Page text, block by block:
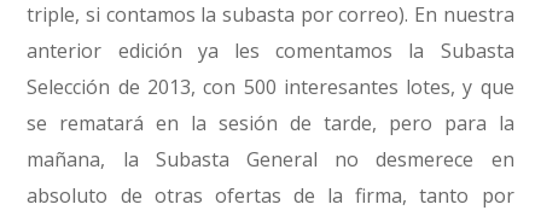
triple, si contamos la subasta por correo). En nuestra
anterior edición ya les comentamos la Subasta
Selección de 2013, con 500 interesantes lotes, y que
se rematará en la sesión de tarde, pero para la
mañana, la Subasta General no desmerece en
absoluto de otras ofertas de la firma, tanto por